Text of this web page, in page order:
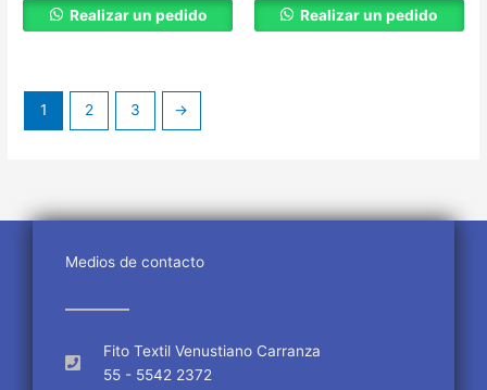
Realizar un pedido Realizar un pedido
1 2 3 →
Medios de contacto
Fito Textil Venustiano Carranza
55 - 5542 2372